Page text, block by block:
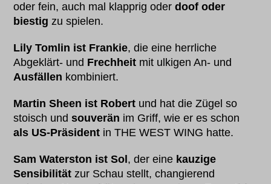
oder fein, auch mal klapprig oderdoof oder
biestig zu spielen.
Lily Tomlin ist Frankie, die eine herrliche
Abgeklärt- und Frechheit mit ulkigen An- und
Ausfällen kombiniert.
Martin Sheen ist Robert und hat die Zügel so
stoisch undsouverän im Griff, wie er es schon
als US-Präsident in THE WEST WING hatte.
Sam Waterston ist Sol , der eine kauzige
Sensibilität zur Schau stellt, changierend